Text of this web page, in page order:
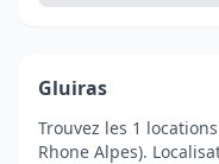
Gluiras
Trouvez les 1
Rhone Alpes).